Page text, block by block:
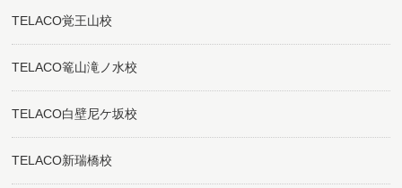
TELACO覚王山校
TELACO篭山滝ノ水校
TELACO白壁尼ケ坂校
TELACO新瑞橋校